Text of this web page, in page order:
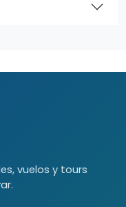
vuelos y tours